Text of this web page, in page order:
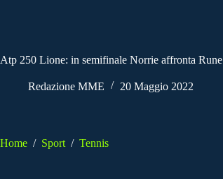
Atp 250 Lione: in semifinale Norrie affronta Rune
Redazione MME 20 Maggio 2022
Home / Sport / Tennis